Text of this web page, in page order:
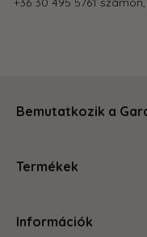
Bemutatkozik a
Segítünk, hogy a
megteszünk mindent,
Termékek
Kerti kiegészítők
Információk